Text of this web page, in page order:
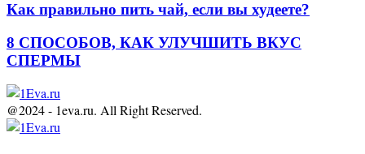
Как правильно пить чай, если вы худеете?
8 СПОСОБОВ, КАК УЛУЧШИТЬ ВКУС
СПЕРМЫ
@2024 - 1eva.ru. All Right Reserved.